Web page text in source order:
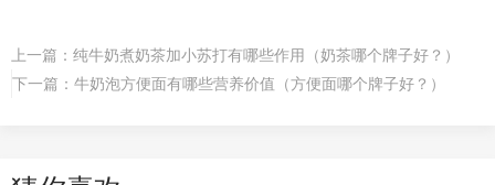
上一篇： 纯牛奶煮奶茶加小苏打有哪些作用（奶茶哪个牌子好？）
下一篇： 牛奶泡方便面有哪些营养价值（方便面哪个牌子好？）